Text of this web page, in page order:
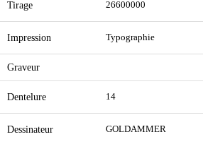
Tirage 26600000
Impression Typographie
Graveur
Dentelure 14
Dessinateur GOLDAMMER